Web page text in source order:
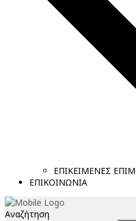
ΕΠΙΚΕΙΜΕΝΕΣ
ΕΠΙΚΟΙΝΩΝΙΑ
Αναζήτηση